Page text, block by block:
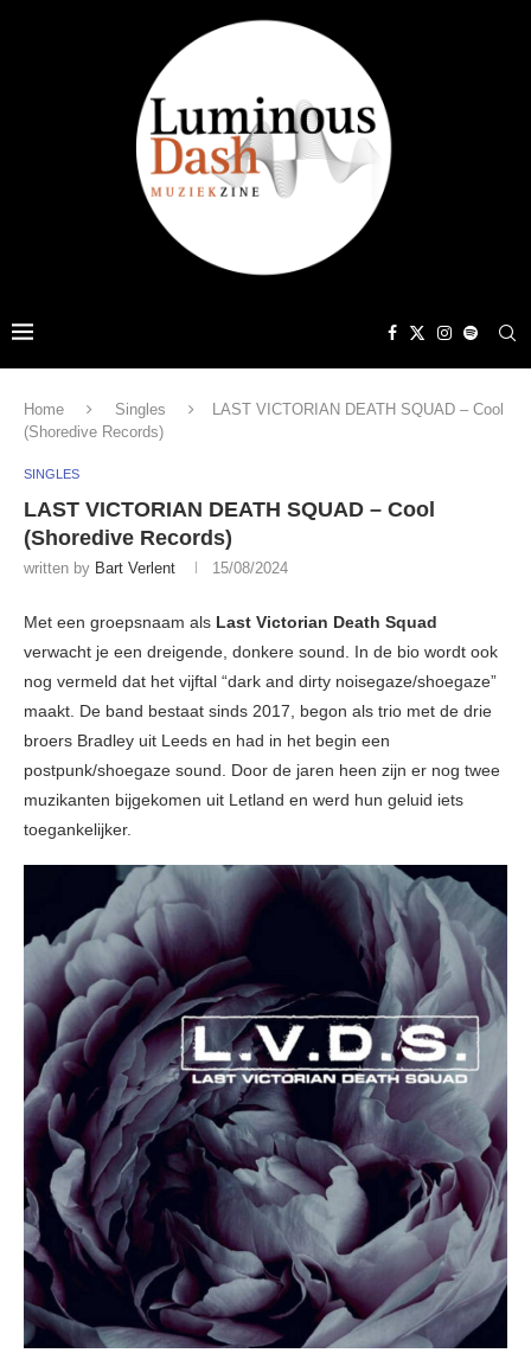
Home Singles
LAST VICTORIAN DEATH SQUAD – Cool
(Shoredive Records)
SINGLES
LAST VICTORIAN DEATH SQUAD – Cool
(Shoredive Records)
written by Bart Verlent 15/08/2024
Met een groepsnaam als Last Victorian Death Squad
verwacht je een dreigende, donkere sound. In de bio wordt ook
nog vermeld dat het vijftal “dark and dirty noisegaze/shoegaze”
maakt. De band bestaat sinds 2017, begon als trio met de drie
broers Bradley uit Leeds en had in het begin een
postpunk/shoegaze sound. Door de jaren heen zijn er nog twee
muzikanten bijgekomen uit Letland en werd hun geluid iets
toegankelijker.